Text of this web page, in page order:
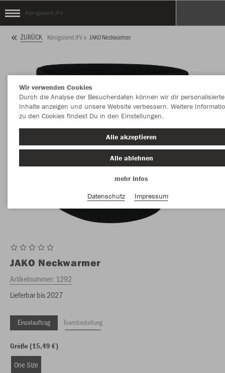
Königsland JFV
ZURÜCK Königsland JFV JAKO Neckwarmer
JAKO Neckwarmer
Artikelnummer: 1292
Lieferbar bis 2027
Einzelauftrag Teambestellung
Größe (15,49 €)
One Size
Wir verwenden Cookies
Durch die Analyse der Besucherdaten können wir dir personalisierte
Inhalte anzeigen und unsere Website verbessern. Weitere
zu den Cookies findest Du in den Einstellungen.
Alle akzeptieren
Alle ablehnen
mehr Infos
Datenschutz
Impressum